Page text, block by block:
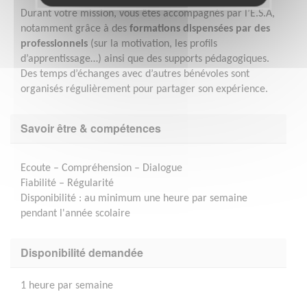
Durant votre mission, vous êtes accompagnés par l’E.S.A,
notamment grâce à des formations dispensées par des
professionnels (sur la motivation, les profils
d’apprentissage…) ainsi que des supports pédagogiques.
Des temps d’échanges avec d’autres bénévoles sont
organisés régulièrement pour partager son expérience.
Savoir être & compétences
Ecoute – Compréhension – Dialogue
Fiabilité – Régularité
Disponibilité : au minimum une heure par semaine
pendant l'année scolaire
Disponibilité demandée
1 heure par semaine